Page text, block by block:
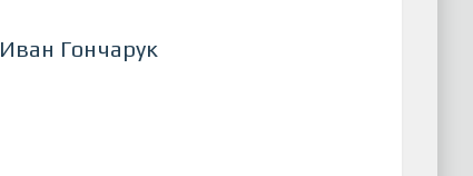
Иван Гончарук